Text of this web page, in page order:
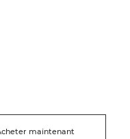
maintenant